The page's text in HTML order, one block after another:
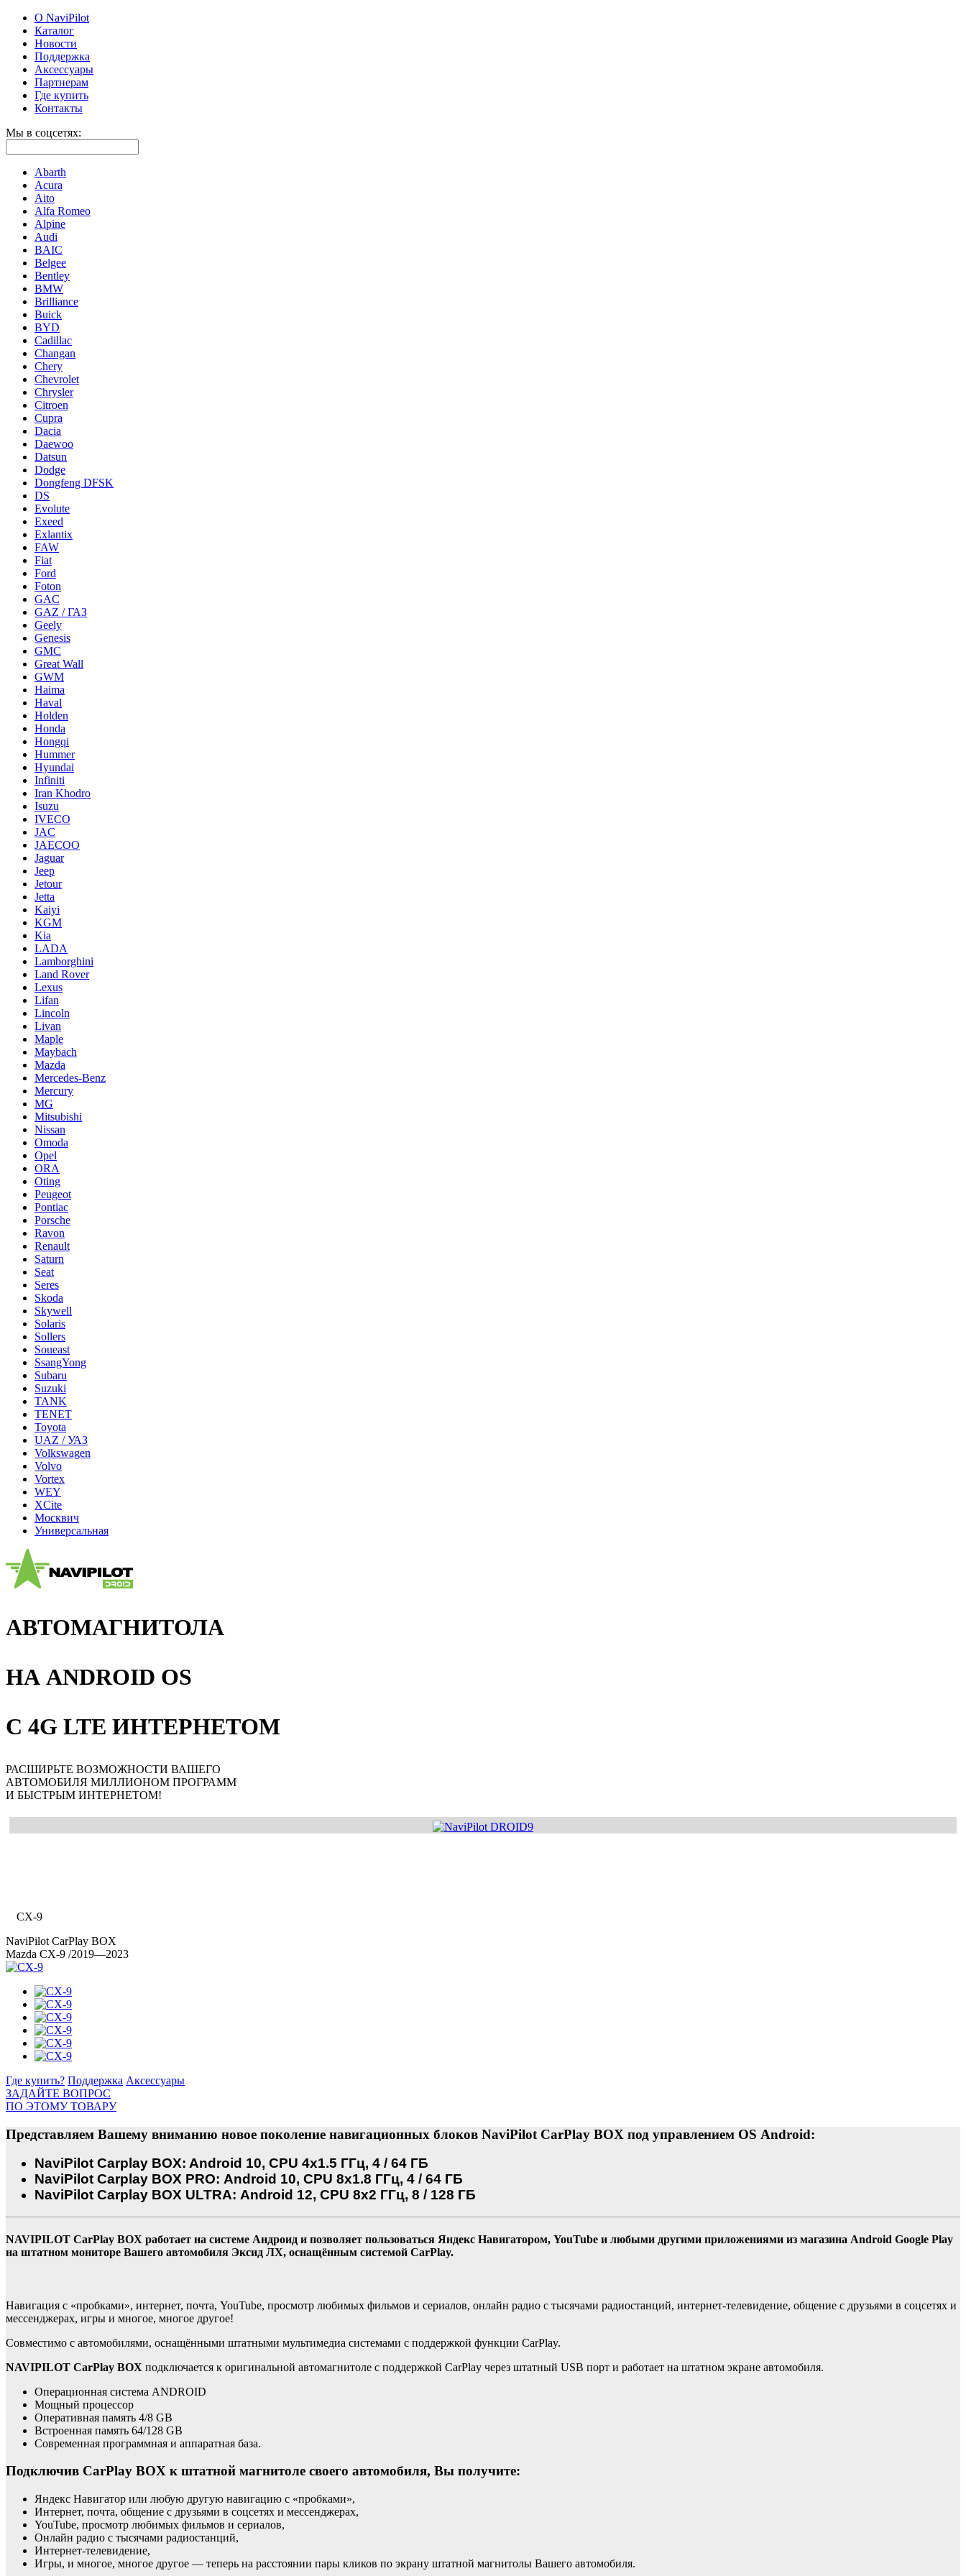
О NaviPilot
Каталог
Новости
Поддержка
Аксессуары
Партнерам
Где купить
Контакты
Мы в соцсетях:
Abarth
Acura
Aito
Alfa Romeo
Alpine
Audi
BAIC
Belgee
Bentley
BMW
Brilliance
Buick
BYD
Cadillac
Changan
Chery
Chevrolet
Chrysler
Citroen
Cupra
Dacia
Daewoo
Datsun
Dodge
Dongfeng DFSK
DS
Evolute
Exeed
Exlantix
FAW
Fiat
Ford
Foton
GAC
GAZ / ГАЗ
Geely
Genesis
GMC
Great Wall
GWM
Haima
Haval
Holden
Honda
Hongqi
Hummer
Hyundai
Infiniti
Iran Khodro
Isuzu
IVECO
JAC
JAECOO
Jaguar
Jeep
Jetour
Jetta
Kaiyi
KGM
Kia
LADA
Lamborghini
Land Rover
Lexus
Lifan
Lincoln
Livan
Maple
Maybach
Mazda
Mercedes-Benz
Mercury
MG
Mitsubishi
Nissan
Omoda
Opel
ORA
Oting
Peugeot
Pontiac
Porsche
Ravon
Renault
Saturn
Seat
Seres
Skoda
Skywell
Solaris
Sollers
Soueast
SsangYong
Subaru
Suzuki
TANK
TENET
Toyota
UAZ / УАЗ
Volkswagen
Volvo
Vortex
WEY
XCite
Москвич
Универсальная
АВТОМАГНИТОЛА
НА ANDROID OS
С 4G LTE ИНТЕРНЕТОМ
РАСШИРЬТЕ ВОЗМОЖНОСТИ ВАШЕГО
АВТОМОБИЛЯ МИЛЛИОНОМ ПРОГРАММ
И БЫСТРЫМ ИНТЕРНЕТОМ!
CX-9
NaviPilot CarPlay BOX
Mazda CX-9 /2019—2023
Где купить? Поддержка Аксессуары
ЗАДАЙТЕ ВОПРОС
ПО ЭТОМУ ТОВАРУ
Представляем Вашему вниманию новое поколение навигационных блоков NaviPilot CarPlay BOX под управлением OS Android:
NaviPilot Carplay BOX: Android 10, CPU 4x1.5 ГГц, 4 / 64 ГБ
NaviPilot Carplay BOX PRO: Android 10, CPU 8x1.8 ГГц, 4 / 64 ГБ
NaviPilot Carplay BOX ULTRA: Android 12, CPU 8x2 ГГц, 8 / 128 ГБ
NAVIPILOT CarPlay BOX работает на системе Андроид и позволяет пользоваться Яндекс Навигатором, YouTube и любыми другими приложениями из магазина Android Google Play
на штатном мониторе Вашего автомобиля Эксид ЛХ, оснащённым системой CarPlay.
Навигация с «пробками», интернет, почта, YouTube, просмотр любимых фильмов и сериалов, онлайн радио с тысячами радиостанций, интернет-телевидение, общение с друзьями в соцсетях и
мессенджерах, игры и многое, многое другое!
Совместимо с автомобилями, оснащёнными штатными мультимедиа системами с поддержкой функции CarPlay.
NAVIPILOT CarPlay BOX подключается к оригинальной автомагнитоле с поддержкой CarPlay через штатный USB порт и работает на штатном экране автомобиля.
Операционная система ANDROID
Мощный процессор
Оперативная память 4/8 GB
Встроенная память 64/128 GB
Современная программная и аппаратная база.
Подключив CarPlay BOX к штатной магнитоле своего автомобиля, Вы получите:
Яндекс Навигатор или любую другую навигацию с «пробками»,
Интернет, почта, общение с друзьями в соцсетях и мессенджерах,
YouTube, просмотр любимых фильмов и сериалов,
Онлайн радио с тысячами радиостанций,
Интернет-телевидение,
Игры, и многое, многое другое — теперь на расстоянии пары кликов по экрану штатной магнитолы Вашего автомобиля.